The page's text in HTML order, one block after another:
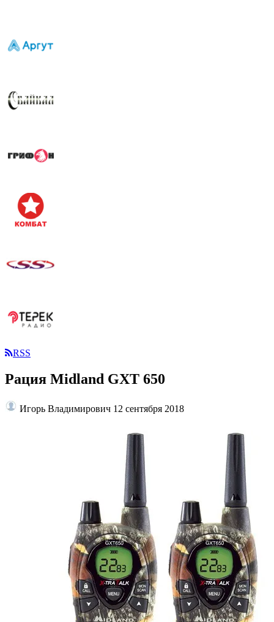
RSS
Рация Midland GXT 650
Игорь Владимирович 12 сентября 2018